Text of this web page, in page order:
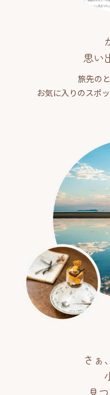
思い
旅先の
お気に入りのスポ
さぁ